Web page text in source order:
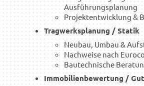
Ausführungsplanung
Projektentwicklung &
Tragwerksplanung / Statik
Neubau, Umbau &
Nachweise nach
Bautechnische
Immobilienbewertung /